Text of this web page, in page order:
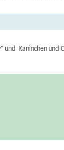
und Kaninchen und